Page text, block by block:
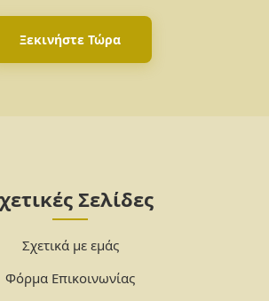
Ξεκινήστε Τώρα
Σελίδες
Σχετικά με εμάς
Φόρμα Επικοινωνίας